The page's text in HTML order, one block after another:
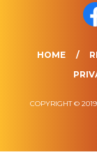
HOME
COPYRIGHT ©